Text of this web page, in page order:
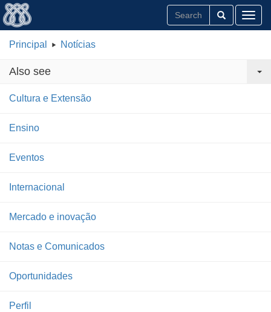
Principal Notícias
Also see
Cultura e Extensão
Ensino
Eventos
Internacional
Mercado e inovação
Notas e Comunicados
Oportunidades
Perfil